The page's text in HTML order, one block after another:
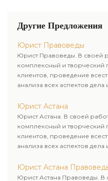
Другие Предложения
Юрист Правоведы
Юрист Правоведы. В своей
комплексный и
клиентов, проведение
анализа всех аспектов
Юрист Астана
Юрист Астана. В своей
комплексный и
клиентов, проведение
анализа всех аспектов
Юрист Астана
Юрист Астана Правоведы.